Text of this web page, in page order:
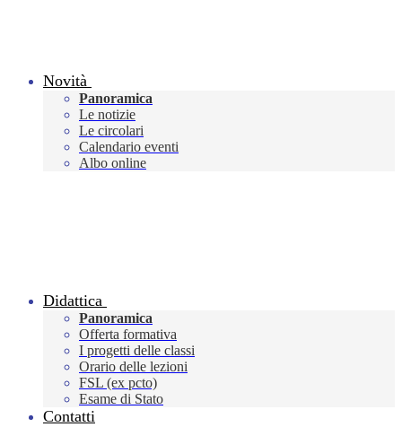
Novità
Panoramica
Le notizie
Le circolari
Calendario eventi
Albo online
Didattica
Panoramica
Offerta formativa
I progetti delle classi
Orario delle lezioni
FSL (ex pcto)
Esame di Stato
Contatti